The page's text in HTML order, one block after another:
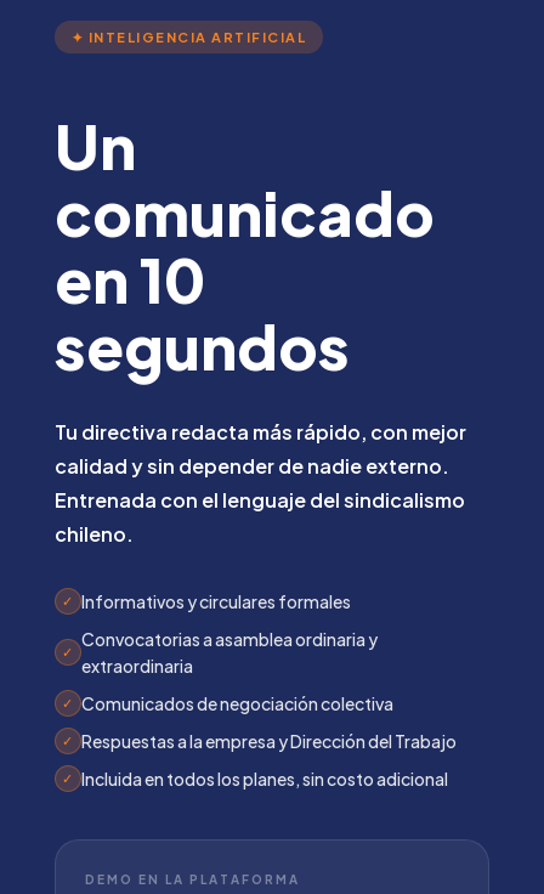
✦ INTELIGENCIA ARTIFICIAL
Un
comunicado
en 10
segundos
Tu directiva redacta más rápido, con mejor
calidad y sin depender de nadie externo.
Entrenada con el lenguaje del sindicalismo
chileno.
✓ Informativos y circulares formales
✓
Convocatorias a asamblea ordinaria y
extraordinaria
✓ Comunicados de negociación colectiva
✓ Respuestas a la empresa y Dirección del Trabajo
✓ Incluida en todos los planes, sin costo adicional
DEMO EN LA PLATAFORMA